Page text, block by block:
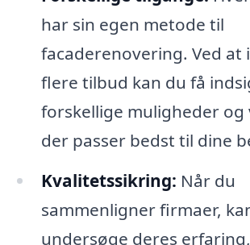
har sin egen metode til
facaderenovering. Ved at
flere tilbud kan du få
forskellige muligheder
der passer bedst til dine
Kvalitetssikring: Når du
sammenligner firmaer,
undersøge deres